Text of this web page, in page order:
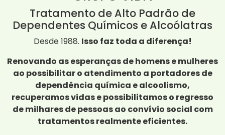
Tratamento de Alto Padrão de
Dependentes Químicos e Alcoólatras
Desde 1988. Isso faz toda a diferença!
Renovando as esperanças de homens e mulheres
ao possibilitar o atendimento a portadores de
dependência química e alcoolismo,
recuperamos vidas e possibilitamos o regresso
de milhares de pessoas ao convívio social com
tratamentos realmente eficientes.